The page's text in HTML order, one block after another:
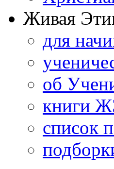
Живая
для
об
книги
список